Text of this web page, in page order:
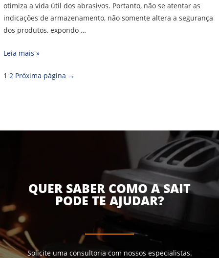
otimiza a vida útil dos abrasivos. Portanto, não se atentar as
indicações de armazenamento, não somente altera a segurança
dos produtos, expondo …
Leia mais »
1 2 Próxima página →
QUER SABER COMO A SAIT
PODE TE AJUDAR?
Solicite uma consultoria com nossos especialistas.